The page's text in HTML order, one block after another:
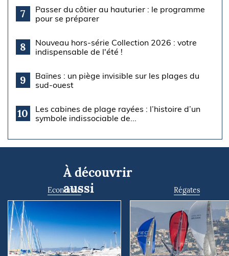
7
Passer du côtier au hauturier : le programme
pour se préparer
8
Nouveau hors-série Collection 2026 : votre
indispensable de l'été !
9
Baïnes : un piège invisible sur les plages du
sud-ouest
10
Les cabines de plage rayées : l’histoire d’un
symbole indissociable de...
À découvrir
aussi
Economie Régates